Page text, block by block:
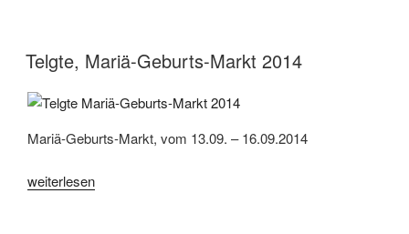
Markt
2015“
Telgte, Mariä-Geburts-Markt 2014
Mariä-Geburts-Markt, vom 13.09. – 16.09.2014
„Telgte,
weiterlesen